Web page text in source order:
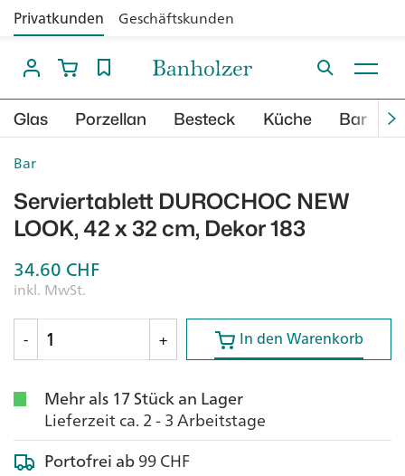
Privatkunden Geschäftskunden
Glas Porzellan Besteck Küche Bar
Bar
Serviertablett DUROCHOC NEW
LOOK, 42 x 32 cm, Dekor 183
34.60 CHF
inkl. MwSt.
-
+ In den Warenkorb
In den Warenkorb
Mehr als 17 Stück an Lager
Lieferzeit ca. 2 - 3 Arbeitstage
Portofrei ab99 CHF